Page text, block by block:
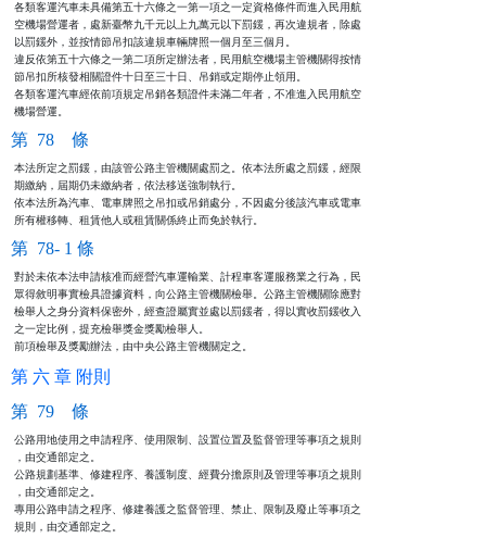
各類客運汽車未具備第五十六條之一第一項之一定資格條件而進入民用航
空機場營運者，處新臺幣九千元以上九萬元以下罰鍰，再次違規者，除處
以罰鍰外，並按情節吊扣該違規車輛牌照一個月至三個月。
違反依第五十六條之一第二項所定辦法者，民用航空機場主管機關得按情
節吊扣所核發相關證件十日至三十日、吊銷或定期停止領用。
各類客運汽車經依前項規定吊銷各類證件未滿二年者，不准進入民用航空
機場營運。
第 78 條
本法所定之罰鍰，由該管公路主管機關處罰之。依本法所處之罰鍰，經限
期繳納，屆期仍未繳納者，依法移送強制執行。
依本法所為汽車、電車牌照之吊扣或吊銷處分，不因處分後該汽車或電車
所有權移轉、租賃他人或租賃關係終止而免於執行。
第 78- 1 條
對於未依本法申請核准而經營汽車運輸業、計程車客運服務業之行為，民
眾得敘明事實檢具證據資料，向公路主管機關檢舉。公路主管機關除應對
檢舉人之身分資料保密外，經查證屬實並處以罰鍰者，得以實收罰鍰收入
之一定比例，提充檢舉獎金獎勵檢舉人。
前項檢舉及獎勵辦法，由中央公路主管機關定之。
第 六 章 附則
第 79 條
公路用地使用之申請程序、使用限制、設置位置及監督管理等事項之規則
，由交通部定之。
公路規劃基準、修建程序、養護制度、經費分擔原則及管理等事項之規則
，由交通部定之。
專用公路申請之程序、修建養護之監督管理、禁止、限制及廢止等事項之
規則，由交通部定之。